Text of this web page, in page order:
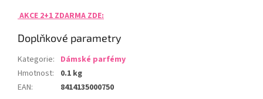
AKCE 2+1 ZDARMA ZDE:
Doplňkové parametry
Kategorie: Dámské parfémy
Hmotnost:
0.1 kg
EAN: 8414135000750